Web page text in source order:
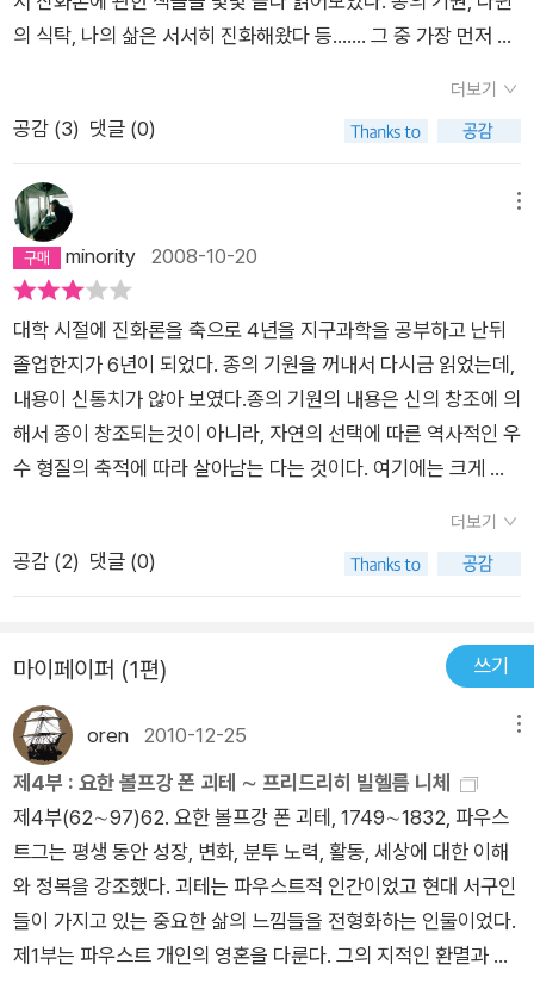
의 식탁, 나의 삶은 서서히 진화해왔다 등……. 그 중 가장 먼저 읽
생물학의 기원 오늘날 과학이 엄청난 속도로 발전하고 있다는 것
을 아는 사람이라면, 150년이나 된 자연과학고서를 읽는다는 것
말하고 싶다. 20세기에 이어 21세기에도 내로라하는 생물학자들
이 다윈의 ‘종의 기원’을 새롭게 독해해내면서 신 다윈주의자라
자처하고 있다. 현대 생물학의 대표 주자이자 최대 라이벌인 다수
택론의 리처드 도킨스 교수(Richard Dawkins)가 이에 해당할
것이다. 따라서 21세기에 다윈의 ‘종의 기원’을 읽는다는 것은 한
물간 과학서를 읽는 것이 아니라, 21세기 생물학의 기원을 읽는
것이며 한 시대를 변화시킨 놀라운 발상을 읽는 것이다. 자연과학
에 대한 열정과 재능 다윈은 할아버지, 아버지 모두 의사로 대대
로 이어지는 의사집안에서 태어났다. 자연스럽게 다윈은 영국의
에든버러 대학에서 의학공부를 하였다. 하지만 의학공부에 흥미
학공부보다는 자연과학에 흥미를 느꼈고, 자연을 탐구하는 데 열
중하였다. 그리고 오늘날 자연과학 최고의 고전으로 꼽히는 ‘종의
기원’을 남겼다. 이런 다윈의 자연과학에 대한 무한한 열정과 뛰
어난 재능은 ‘종의 기원’에 고스란히 투영되어있다. ‘종의 기원’에
서 제시된 사례들 하나하나에서 비글호를 타고 여행하며 자연을
탐구한 그의 열정을 느낄 수 있다. 또 방대한 양의 사례들을 해부
학적, 발생학적, 식물지리학적 그리고 지질학적 사례로 체계적으
로 나누었다는 점에서 그의 과학적 소양을 느낄 수 있다. 진화론
과 창조론의 갈등 다윈의 ‘종의 기원’은 서구 기독교 문화에 사상
최대의 충격을 주었다. 그리고 그 충격은 150년이 지난 지금까지
더보기
공감 (3) 댓글 (0)
minority 2008-10-20
대학 시절에 진화론을 축으로 4년을 지구과학을 공부하고 난뒤
졸업한지가 6년이 되었다. 종의 기원을 꺼내서 다시금 읽었는데,
내용이 신통치가 않아 보였다.종의 기원의 내용은 신의 창조에 의
해서 종이 창조되는것이 아니라, 자연의 선택에 따른 역사적인 우
수 형질의 축적에 따라 살아남는 다는 것이다. 여기에는 크게 두
Geology' 와 맬서스가 언급되어진다. 찰스 라이엘의 지질학의
원리는 자연과학적인 의미에서 지질 시대의 분포와 형성과정에
이론들이 생물체의 관찰에 근거해있다는 점을 쉽사리 간파할수
있다. 그리고 그것을 분류하는 체계들에 맞추어서 분류되어진다
는 점을 쉽사리 알수 있다. 다윈은 이에 대해서, 자신이 관찰한 내
용들을 일목요연하게 분류하고자 한다. 누군가의 자료를 단순히
인용하는 것이 아니라는 점이다.이런점에서 그는 자연과학자로
서 충분한 시도를 했다고 생각한다. 현대에 들어와서, 다시금 읽
어보면 조금 허술한 느낌을 주는것도 사실이다. 왜냐하면, 최근들
어서 유전자나 수치로 환산되어진 생물학과 생물구조에 따른 분
류를 보고 배우기 때문이다. 하지만, 다윈의 이러한 진화론적인
견해는 당시를 생각한다면 충격적인 일이었으리라 생각한다.
더보기
공감 (2) 댓글 (0)
마이페이퍼 (1편) 쓰기
oren 2010-12-25
제4부 : 요한 볼프강 폰 괴테 ∼ 프리드리히 빌헬름 니체
제4부(62∼97)62. 요한 볼프강 폰 괴테, 1749∼1832, 파우스
트그는 평생 동안 성장, 변화, 분투 노력, 활동, 세상에 대한 이해
와 정복을 강조했다. 괴테는 파우스트적 인간이었고 현대 서구인
들이 가지고 있는 중요한 삶의 느낌들을 전형화하는 인물이었다.
제1부는 파우스트 개인의 영혼을 다룬다. 그의 지적인 환멸과 야